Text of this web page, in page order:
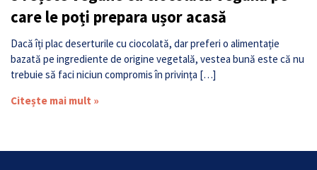
care le poți prepara ușor acasă
Dacă îți plac deserturile cu ciocolată, dar preferi o alimentație
bazată pe ingrediente de origine vegetală, vestea bună este că nu
trebuie să faci niciun compromis în privința […]
Citește mai mult »